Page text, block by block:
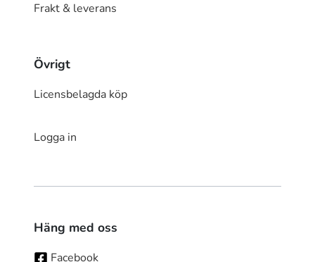
Frakt & leverans
Övrigt
Licensbelagda köp
Logga in
Häng med oss
Facebook